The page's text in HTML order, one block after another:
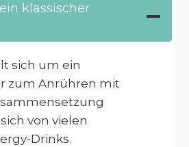
klassischer
sich um ein
zum Anrühren mit
von vielen
Drinks.